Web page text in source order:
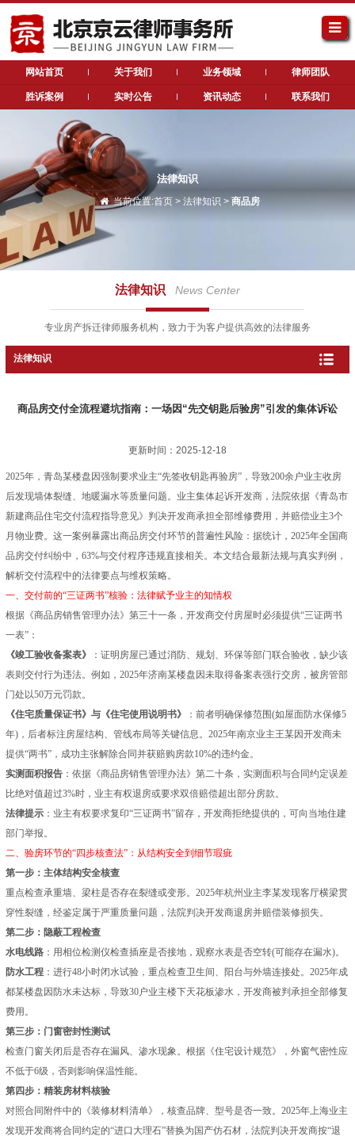
网站首页 关于我们 业务领域 律师团队
胜诉案例 实时公告 资讯动态 联系我们
法律知识
当前位置:首页> 法律知识 > 商品房
法律知识 News Center
专业房产拆迁律师服务机构，致力于为客户提供高效的法律服务
法律知识
商品房交付全流程避坑指南：一场因“先交钥匙后验房”引发的集体诉讼
更新时间：2025-12-18
2025年，青岛某楼盘因强制要求业主“先签收钥匙再验房”，导致200余户业主收房
后发现墙体裂缝、地暖漏水等质量问题。业主集体起诉开发商，法院依据《青岛市
新建商品住宅交付流程指导意见》判决开发商承担全部维修费用，并赔偿业主3个
月物业费。这一案例暴露出商品房交付环节的普遍性风险：据统计，2025年全国商
品房交付纠纷中，63%与交付程序违规直接相关。本文结合最新法规与真实判例，
解析交付流程中的法律要点与维权策略。
一、交付前的“三证两书”核验：法律赋予业主的知情权
根据《商品房销售管理办法》第三十一条，开发商交付房屋时必须提供“三证两书
一表”：
《竣工验收备案表》
：证明房屋已通过消防、规划、环保等部门联合验收，缺少该
表则交付行为违法。例如，2025年济南某楼盘因未取得备案表强行交房，被房管部
门处以50万元罚款。
《住宅质量保证书》与《住宅使用说明书》
：前者明确保修范围(如屋面防水保修5
年)，后者标注房屋结构、管线布局等关键信息。2025年南京业主王某因开发商未
提供“两书”，成功主张解除合同并获赔购房款10%的违约金。
实测面积报告：依据《商品房销售管理办法》第二十条，实测面积与合同约定误差
比绝对值超过3%时，业主有权退房或要求双倍赔偿超出部分房款。
法律提示：业主有权要求复印“三证两书”留存，开发商拒绝提供的，可向当地住建
部门举报。
二、验房环节的“四步核查法”：从结构安全到细节瑕疵
第一步：主体结构安全核查
重点检查承重墙、梁柱是否存在裂缝或变形。2025年杭州业主李某发现客厅横梁贯
穿性裂缝，经鉴定属于严重质量问题，法院判决开发商退房并赔偿装修损失。
第二步：隐蔽工程检查
水电线路：用相位检测仪检查插座是否接地，观察水表是否空转(可能存在漏水)。
防水工程：进行48小时闭水试验，重点检查卫生间、阳台与外墙连接处。2025年成
都某楼盘因防水未达标，导致30户业主楼下天花板渗水，开发商被判承担全部修复
费用。
第三步：门窗密封性测试
检查门窗关闭后是否存在漏风、渗水现象。根据《住宅设计规范》，外窗气密性应
不低于6级，否则影响保温性能。
第四步：精装房材料核验
对照合同附件中的《装修材料清单》，核查品牌、型号是否一致。2025年上海业主
发现开发商将合同约定的“进口大理石”替换为国产仿石材，法院判决开发商按“退